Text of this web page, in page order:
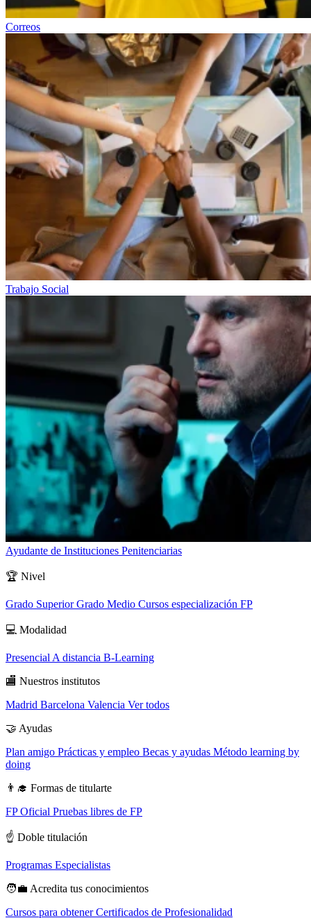
Correos
Trabajo Social
Ayudante de Instituciones Penitenciarias
🏆 Nivel
Grado SuperiorGrado Medio Cursos especialización FP
💻 Modalidad
Presencial A distancia B-Learning
🏬 Nuestros institutos
Madrid Barcelona Valencia Ver todos
🤝 Ayudas
Plan amigo Prácticas y empleo Becas y ayudas Método learning by
doing
👨‍🎓 Formas de titularte
FP Oficial Pruebas libres de FP
☝️ Doble titulación
Programas Especialistas
🧑‍💼 Acredita tus conocimientos
Cursos para obtener Certificados de Profesionalidad